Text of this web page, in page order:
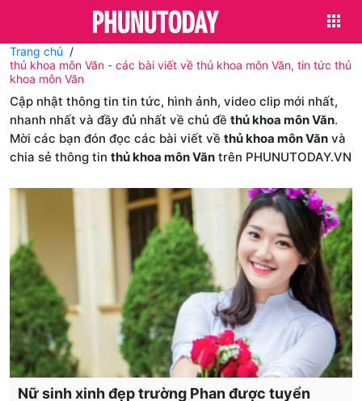
Trang chủ
thủ khoa môn Văn - các bài viết về thủ khoa môn Văn, tin tức thủ
khoa môn Văn
Cập nhật thông tin tin tức, hình ảnh, video clip mới nhất,
nhanh nhất và đầy đủ nhất về chủ đề thủ khoa môn Văn.
Mời các bạn đón đọc các bài viết về thủ khoa môn Văn và
chia sẻ thông tin thủ khoa môn Văn trên PHUNUTODAY.VN
Nữ sinh xinh đẹp trường Phan được tuyển